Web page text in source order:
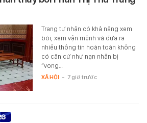
Trang tự nhận có khả năng xem
bói, xem vận mệnh và đưa ra
nhiều thông tin hoàn toàn không
có căn cứ như nạn nhân bị
“vong…
XÃ HỘI - 7 giờ trước